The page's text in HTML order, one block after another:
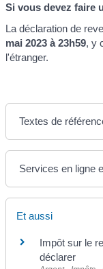
Si vous devez faire
La déclaration de
mai 2023 à 23h59, y
l'étranger.
Textes de
Services en ligne
Et aussi
Impôt sur le
déclarer